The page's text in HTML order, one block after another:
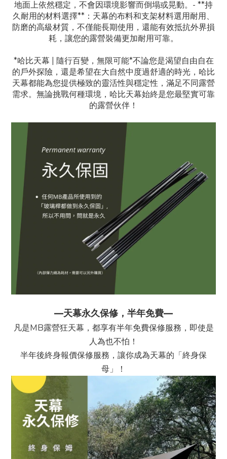
地面上依然穩定，不會因環境影響而倒塌或晃動。- **持
久耐用的材料選擇**：天幕的布料和支架材料選用耐用、
防磨的高級材質，不僅能長期使用，還能有效抵抗外界損
耗，讓您的露營裝備更加耐用可靠。
*哈比天幕 | 隨行百變，無限可能*不論您是渴望自由自在
的戶外探險，還是希望在大自然中度過舒適的時光，哈比
天幕都能為您提供極致的靈活性與穩定性，滿足不同露營
需求。無論挑戰何種環境，哈比天幕始終是您最堅實可靠
的露營伙伴！
—天幕永久保修，半年免費—
凡是MB露營狂天幕，都享有半年免費保修服務，即使是
人為也不怕！
半年後終身報價保修服務，讓你成為天幕的「終身保
母」！